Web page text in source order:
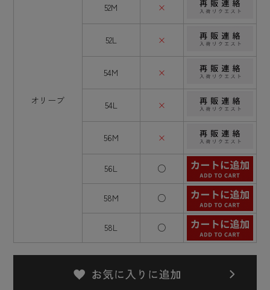
オリーブ
52M ×
52L ×
54M ×
54L ×
56M ×
56L ○
58M ○
58L ○